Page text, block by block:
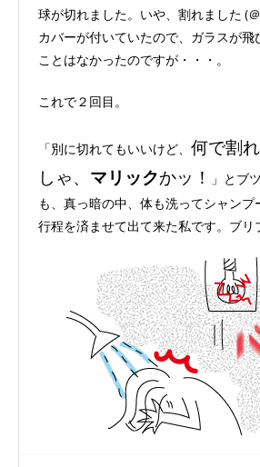
球が切れました。いや、割れました (
カバーが付いていたので、ガラスが飛
ことはなかったのですが・・・。
これで２回目。
「別に切れてもいいけど、 何で割
しゃ、 マリックかッ！
」とブ
も、真っ暗の中、体も洗ってシャン
行程を済ませて出て来た私です。ブリ